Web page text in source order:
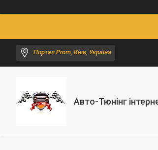
Портал Prom, Київ, Україна
Авто-Тюнінг